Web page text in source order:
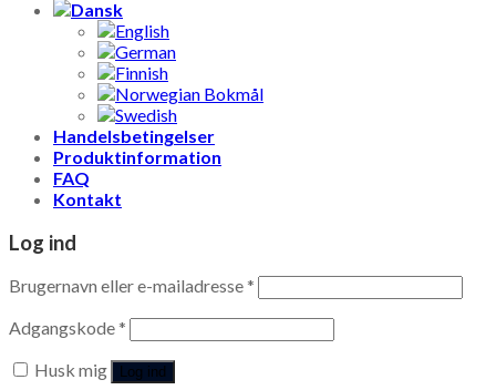
Handelsbetingelser
Produktinformation
FAQ
Kontakt
Log ind
Brugernavn eller e-mailadresse*
Adgangskode*
Husk mig
Log ind